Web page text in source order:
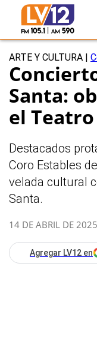
ARTE Y CULTURA
Santa:
el
Destacados
Coro Estables
velada cultural
Santa.
14 DE ABRIL DE
Agregar LV12 en